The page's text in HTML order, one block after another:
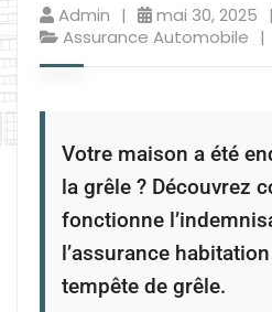
Admin
mai 30, 2025
Assurance Automobile
Votre maison a été
la grêle ? Découvrez
fonctionne
l’assurance
tempête de grêle.